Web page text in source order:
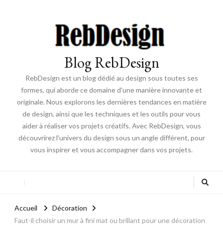
Blog RebDesign
RebDesign est un blog dédié au design sous toutes ses
formes, qui aborde ce domaine d'une manière innovante et
originale. Nous explorons les dernières tendances en matière
de design, ainsi que les techniques et les outils pour vous
aider à réaliser vos projets créatifs. Avec RebDesign, vous
découvrirez l'univers du design sous un angle différent, pour
vous inspirer et vous accompagner dans vos projets.
Accueil
Décoration
Faut-il choisir un mur à fini mat ou brillant pour une décoration